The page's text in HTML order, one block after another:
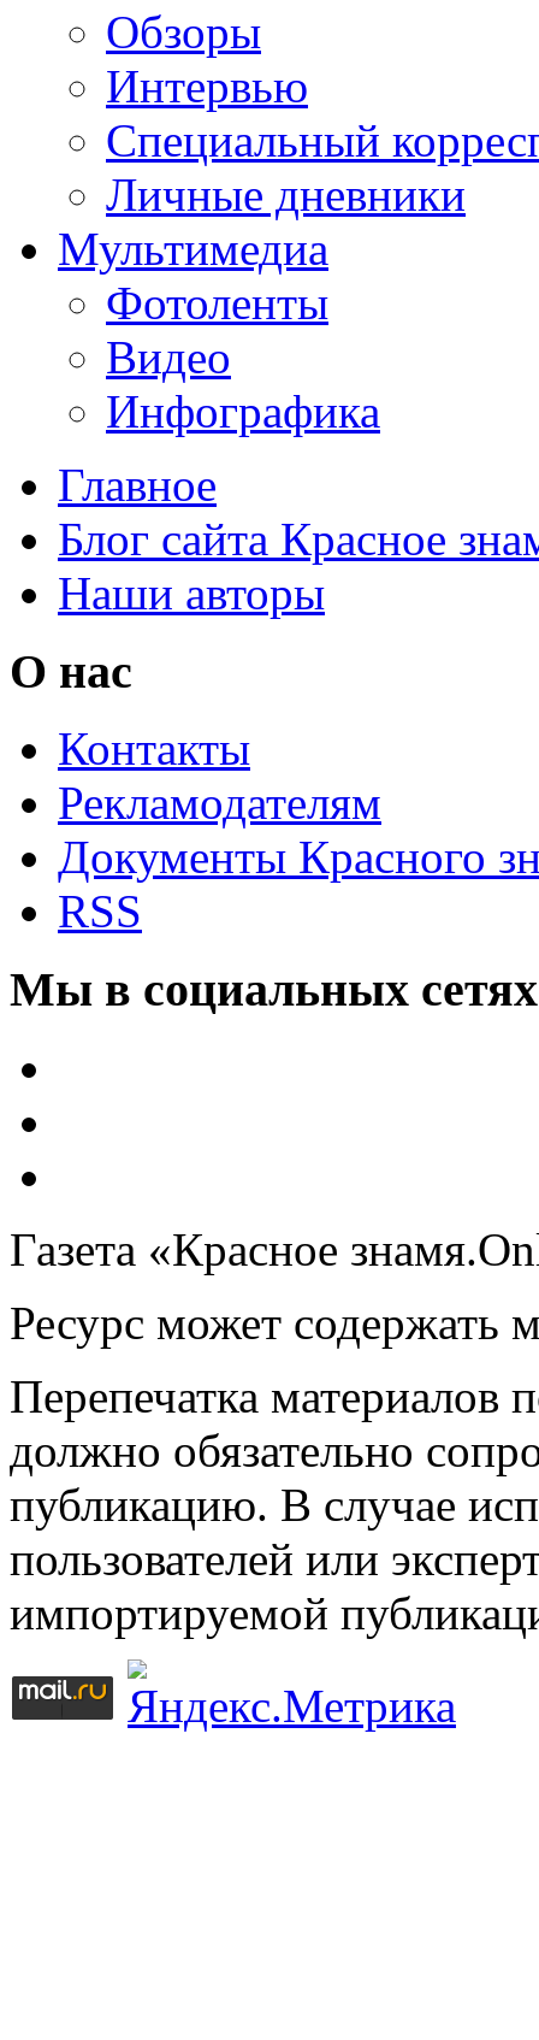
Обзоры
Интервью
Специальный
Личные дневники
Мультимедиа
Фотоленты
Видео
Инфографика
Главное
Блог сайта Красное
Наши авторы
О нас
Контакты
Рекламодателям
Документы Красного
RSS
Мы в социальных сетях
Газета «Красное
Ресурс может содержать
Перепечатка материалов
должно обязательно
публикацию. В случае
пользователей или
импортируемой